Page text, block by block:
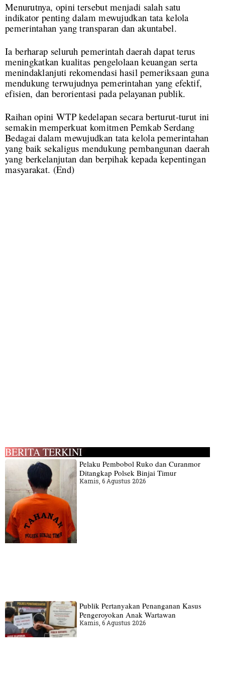
Menurutnya, opini tersebut menjadi salah satu
indikator penting dalam mewujudkan tata kelola
pemerintahan yang transparan dan akuntabel.
Ia berharap seluruh pemerintah daerah dapat terus
meningkatkan kualitas pengelolaan keuangan serta
menindaklanjuti rekomendasi hasil pemeriksaan guna
mendukung terwujudnya pemerintahan yang efektif,
efisien, dan berorientasi pada pelayanan publik.
Raihan opini WTP kedelapan secara berturut-turut ini
semakin memperkuat komitmen Pemkab Serdang
Bedagai dalam mewujudkan tata kelola pemerintahan
yang baik sekaligus mendukung pembangunan daerah
yang berkelanjutan dan berpihak kepada kepentingan
masyarakat. (End)
BERITA TERKINI
Pelaku Pembobol Ruko dan Curanmor
Ditangkap Polsek Binjai Timur
Kamis, 6 Agustus 2026
Publik Pertanyakan Penanganan Kasus
Pengeroyokan Anak Wartawan
Kamis, 6 Agustus 2026